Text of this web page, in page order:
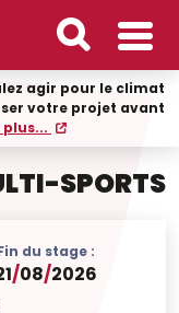
agir pour le climat
votre projet avant
SPORTS
du stage :
/08/2026